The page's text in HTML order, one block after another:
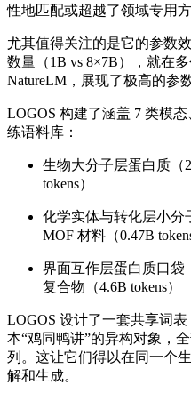
性地匹配或超越了领域专用方
尤其值得关注的是它的参数
数量（1B vs 8×7B），就在
NatureLM，展现了极高的参
LOGOS 构建了涵盖 7 类模态
练语料库：
生物大分子层蛋白质（
tokens）
化学实体与转化层小分
MOF 材料（0.47B tokens
界面互作层蛋白质口袋
复合物（4.6B tokens）
LOGOS 设计了一套共享词
本“鸡同鸭讲”的异构对象，
列。这让它们得以在同一个
解和生成。